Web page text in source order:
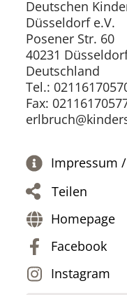
Deutschen
Düsseldorf e.V.
Posener Str. 60
40231
Deutschland
Tel.:
Fax:
Impressum
Teilen
Homepage
Facebook
Instagram